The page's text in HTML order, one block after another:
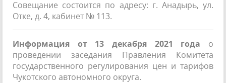
Совещание состоится по адресу: г. Анадырь, ул.
Отке, д. 4, кабинет № 113.
Информация от 13 декабря 2021 года о
проведении заседания Правления Комитета
государственного регулирования цен и тарифов
Чукотского автономного округа.